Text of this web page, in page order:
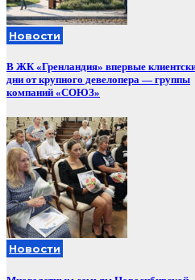
Новости
В ЖК «Гренландия» впервые
дни от крупного девелопера — группы
компаний «СОЮЗ»
Новости